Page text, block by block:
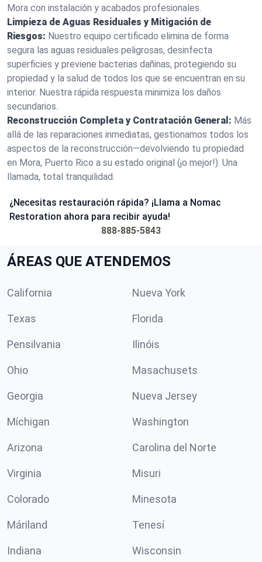
Mora con instalación y acabados profesionales.
Limpieza de Aguas Residuales y Mitigación de
Riesgos: Nuestro equipo certificado elimina de forma
segura las aguas residuales peligrosas, desinfecta
superficies y previene bacterias dañinas, protegiendo su
propiedad y la salud de todos los que se encuentran en su
interior. Nuestra rápida respuesta minimiza los daños
secundarios.
Reconstrucción Completa y Contratación General: Más
allá de las reparaciones inmediatas, gestionamos todos los
aspectos de la reconstrucción—devolviendo tu propiedad
en Mora, Puerto Rico a su estado original (¡o mejor!). Una
llamada, total tranquilidad.
¿Necesitas restauración rápida? ¡Llama a Nomac
Restoration ahora para recibir ayuda!
888-885-5843
ÁREAS QUE ATENDEMOS
California Nueva York
Texas Florida
Pensilvania Ilinóis
Ohio Masachusets
Georgia Nueva Jersey
Míchigan Washington
Arizona Carolina del Norte
Virginia Misuri
Colorado Minesota
Máriland Tenesí
Indiana Wisconsin